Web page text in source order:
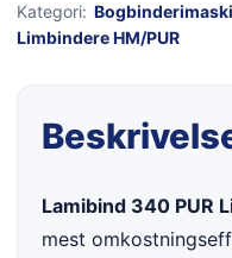
Kategori:
Limbindere HM/PUR
Lamibind 340 PUR
mest